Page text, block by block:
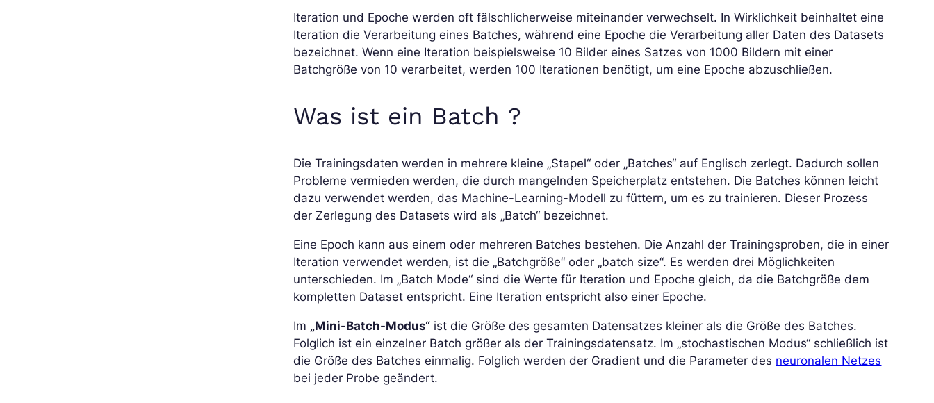
Iteration und Epoche werden oft fälschlicherweise miteinander verwechselt. In Wirklichkeit beinhaltet eine
Iteration die Verarbeitung eines Batches, während eine Epoche die Verarbeitung aller Daten des Datasets
bezeichnet. Wenn eine Iteration beispielsweise 10 Bilder eines Satzes von 1000 Bildern mit einer
Batchgröße von 10 verarbeitet, werden 100 Iterationen benötigt, um eine Epoche abzuschließen.
Was ist ein Batch ?
Die Trainingsdaten werden in mehrere kleine „Stapel“ oder „Batches“ auf Englisch zerlegt. Dadurch sollen
Probleme vermieden werden, die durch mangelnden Speicherplatz entstehen. Die Batches können leicht
dazu verwendet werden, das Machine-Learning-Modell zu füttern, um es zu trainieren. Dieser Prozess
der Zerlegung des Datasets wird als „Batch“ bezeichnet.
Eine Epoch kann aus einem oder mehreren Batches bestehen. Die Anzahl der Trainingsproben, die in einer
Iteration verwendet werden, ist die „Batchgröße“ oder „batch size“. Es werden drei Möglichkeiten
unterschieden. Im „Batch Mode“ sind die Werte für Iteration und Epoche gleich, da die Batchgröße dem
kompletten Dataset entspricht. Eine Iteration entspricht also einer Epoche.
Im „Mini-Batch-Modus“ ist die Größe des gesamten Datensatzes kleiner als die Größe des Batches.
Folglich ist ein einzelner Batch größer als der Trainingsdatensatz. Im „stochastischen Modus“ schließlich ist
die Größe des Batches einmalig. Folglich werden der Gradient und die Parameter des neuronalen Netzes
bei jeder Probe geändert.